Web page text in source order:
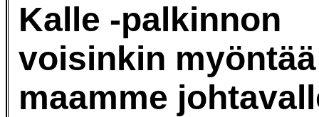
Kalle -palkinnon
voisinkin myöntää
maamme